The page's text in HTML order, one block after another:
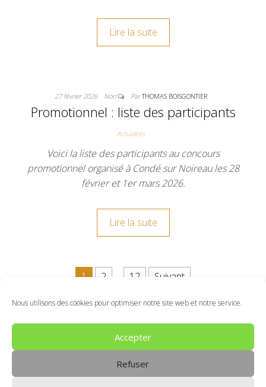
Nous utilisons des cookies pour optimiser notre site web et notre service.
Accepter
Refuser
Lire la suite
27 février 2026 Non ParTHOMAS BOISGONTIER
Promotionnel : liste des participants
Actualités
Voici la liste des participants au concours
promotionnel organisé à Condé sur Noireau les 28
février et 1er mars 2026.
Lire la suite
Pagination des publications
1 2 12 Suivant
Connexion
Fièrement propulsé parWordPress|Thème :Master